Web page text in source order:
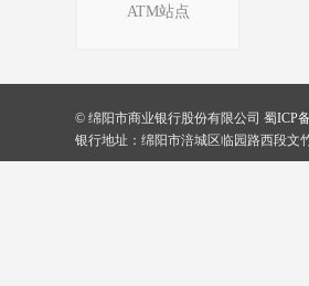
ATM站点
© 绵阳市商业银行股份有限公司 蜀ICP
银行地址：绵阳市涪城区临园路西段文